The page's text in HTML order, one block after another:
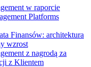
w raporcie
Platforms
Finansów: architektura
wzrost
z nagrodą za
z Klientem